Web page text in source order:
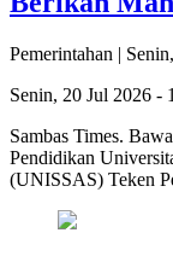
Pemerintahan |
Senin, 20 Jul 2026 -
Sambas Times.
Pendidikan
(UNISSAS) Teken